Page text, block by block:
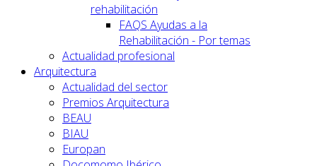
rehabilitación
FAQS Ayudas a la
Rehabilitación - Por temas
Actualidad profesional
Arquitectura
Actualidad del sector
Premios Arquitectura
BEAU
BIAU
Europan